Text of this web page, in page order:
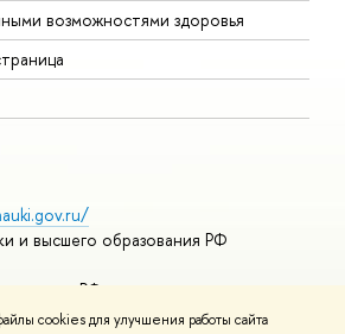
cookies для улучшения работы сайта
возможностями здоровья
и высшего образования РФ
РФ
mooc